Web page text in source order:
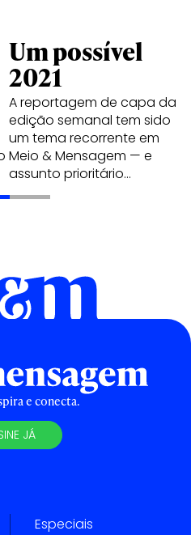
Um possível
2021
A reportagem de capa da
edição semanal tem sido
um tema recorrente em
Meio & Mensagem — e
assunto prioritário…
e conecta.
JÁ
Especiais